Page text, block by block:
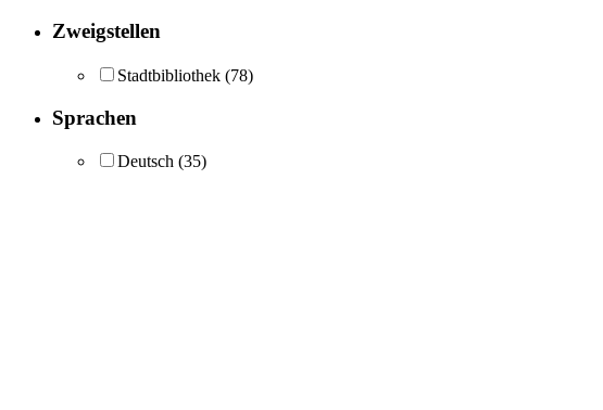
Zweigstellen
Stadtbibliothek (78)
Sprachen
Deutsch (35)